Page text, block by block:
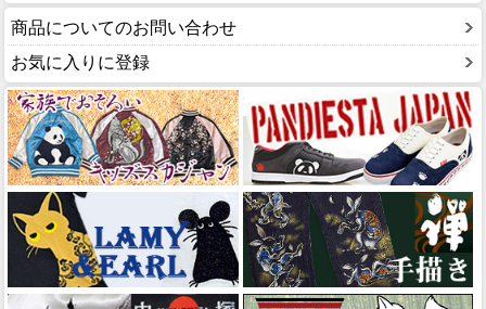
商品についてのお問い合わせ
お気に入りに登録